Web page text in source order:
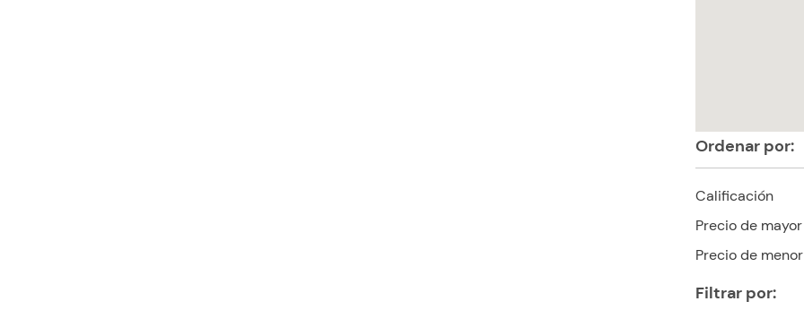
Ordenar por:
Calificación
Precio de
Precio de
Filtrar por: